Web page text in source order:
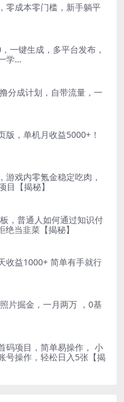
零成本零门槛，新手躺平
一键生成，多平台发布，
学…
分成计划，自带流量，一
版，单机月收益5000+！
游戏内零氪金稳定吃肉，
目【揭秘】
，普通人如何通过知识付
当韭菜【揭秘】
收益1000+ 简单有手就行
片掘金，一月两万 ，0基
码项目，简单易操作， 小
号操作，轻松日入5张【揭